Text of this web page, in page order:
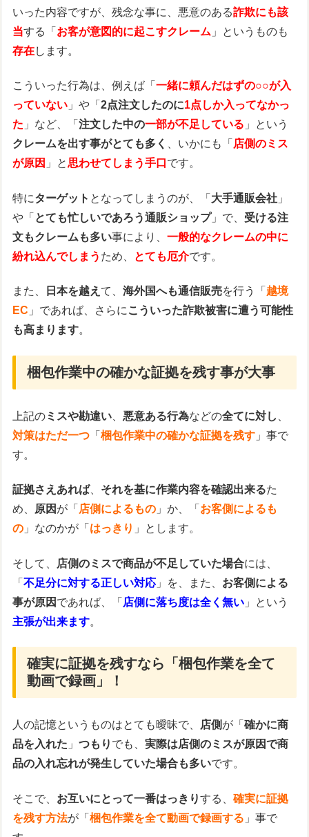
いった内容ですが、残念な事に、悪意のある詐欺にも該
当する「 お客が意図的に起こすクレーム 」というものも
存在します。
こういった行為は、例えば「一緒に頼んだはずの○○が入
っていない 」や「2点注文したのに1点しか入ってなかっ
た 」など、「注文した中の一部が不足している 」という
クレームを出す事がとても多く 、いかにも「 店側のミス
が原因 」と思わせてしまう手口 です。
特にターゲット となってしまうのが、「 大手通販会社 」
や「 とても忙しいであろう通販ショップ」で、 受ける注
文もクレームも多い事により、一般的なクレームの中に
紛れ込んでしまう ため、 とても厄介です。
また、 日本を越え て、海外国へも通信販売を行う「 越境
EC 」であれば、さらに こういった詐欺被害に遭う可能性
も高まります。
梱包作業中の確かな証拠を残す事が大事
上記のミスや勘違い 悪意ある行為などの全てに対し
対策はただ一つ 「梱包作業中の確かな証拠を残す 」事で
す。
証拠さえあれば、 それを基に作業内容を確認出来るた
め、
原因 が「 店側によるもの 」か、「 お客側によるも
の 」なのかが「 はっきり 」とします。
そして、 店側のミスで商品が不足していた場合には、
「不足分に対する正しい対応 」を、また、 お客側による
事が原因 であれば、「 店側に落ち度は全く無い 」という
主張が出来ます。
確実に証拠を残すなら「梱包作業を全て
動画で録画」！
人の記憶というものはとても曖昧で、 店側 が「確かに商
品を入れた 」つもり でも、実際は店側のミスが原因で商
品の入れ忘れが発生していた場合も多いです。
そこで、 お互いにとって一番はっきりする、確実に証拠
を残す方法が「梱包作業を全て動画で録画する 」事で